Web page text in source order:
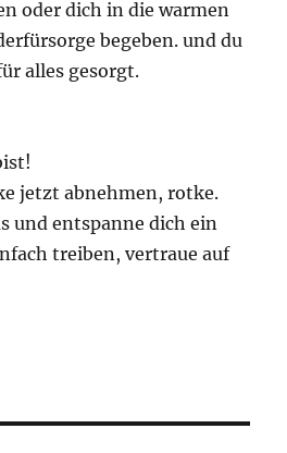
oder dich in die warmen
begeben. und du
alles gesorgt.
jetzt abnehmen, rotke.
und entspanne dich ein
treiben, vertraue auf